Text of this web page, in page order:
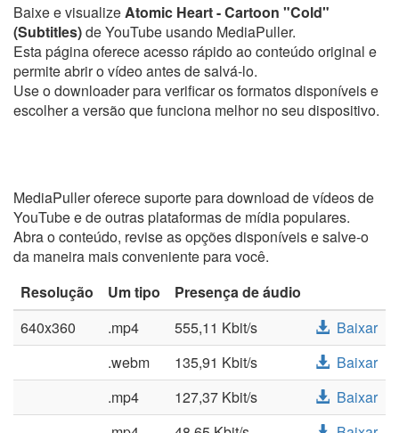
Baixe e visualizeAtomic Heart - Cartoon "Cold"
(Subtitles)de YouTube usando MediaPuller.
Esta página oferece acesso rápido ao conteúdo original e
permite abrir o vídeo antes de salvá-lo.
Use o downloader para verificar os formatos disponíveis e
escolher a versão que funciona melhor no seu dispositivo.
MediaPuller oferece suporte para download de vídeos de
YouTube e de outras plataformas de mídia populares.
Abra o conteúdo, revise as opções disponíveis e salve-o
da maneira mais conveniente para você.
Resolução
Um tipo
Presença de áudio
640x360
.mp4 555,11 Kbit/s
Baixar
.webm
135,91 Kbit/s
Baixar
.mp4
127,37 Kbit/s
Baixar